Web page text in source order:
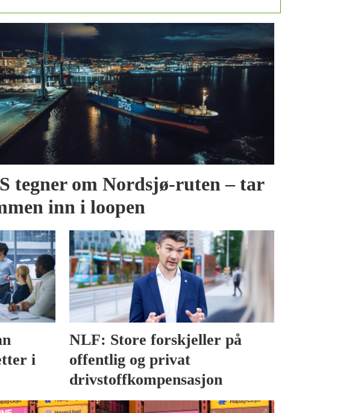
tegner om Nordsjø-ruten – tar
inn i loopen
i
NLF: Store forskjeller på
offentlig og privat
drivstoffkompensasjon